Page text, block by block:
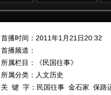
首播时间：2011年1月21日20:32
首播频道：
所属栏目：
《民国往事》
所属分类：人文历史
关 键 字： 民国往事 金石家 保路